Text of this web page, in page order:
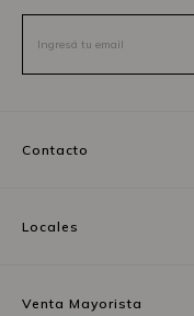
Contacto
Locales
Venta Mayorista